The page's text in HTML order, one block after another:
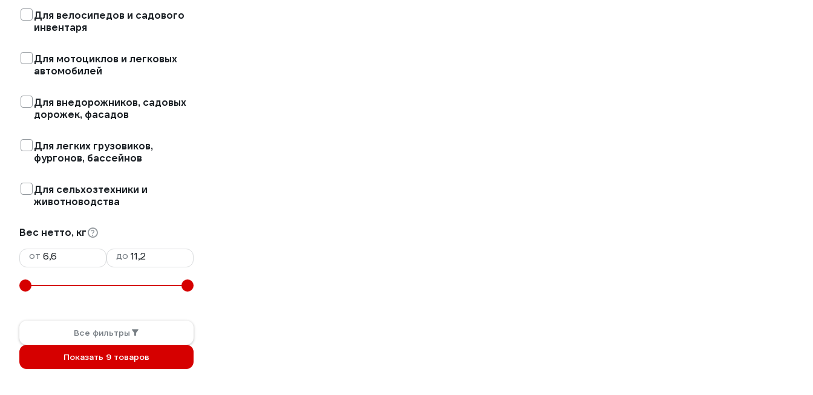
Для велосипедов и садового
инвентаря
Для мотоциклов и легковых
автомобилей
Для внедорожников, садовых
дорожек, фасадов
Для легких грузовиков,
фургонов, бассейнов
Для сельхозтехники и
животноводства
Вес нетто, кг
от
до
Все фильтры
Показать 9 товаров